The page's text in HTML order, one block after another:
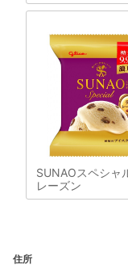
SUNAOスペシャ
レーズン
住所